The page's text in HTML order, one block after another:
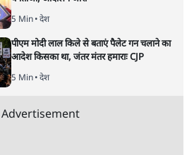
भारत में मेटा की 'अवैध सेंसरशिप' बढ़ी, एक्टिविस्ट
9 Min •